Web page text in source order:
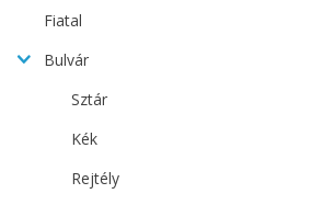
Fiatal
Bulvár
Sztár
Kék
Rejtély